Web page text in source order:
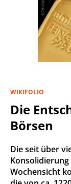
WIKIFOLIO
Die
Börsen
Die seit über
Wochensicht